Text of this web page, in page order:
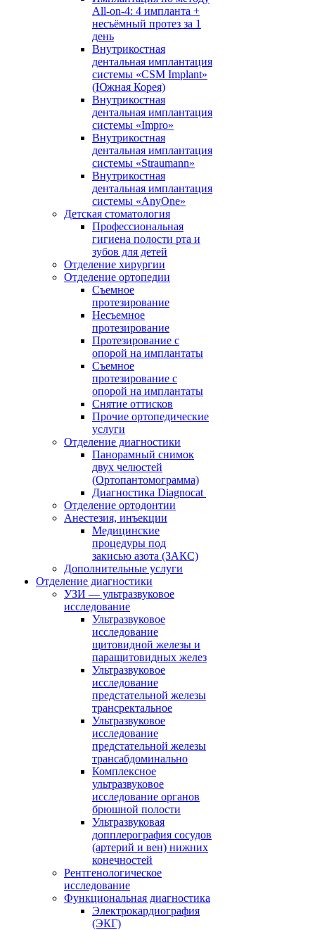
All-on-4: 4 импланта +
несъёмный протез за 1
день
Внутрикостная
дентальная имплантация
системы «CSM Implant»
(Южная Корея)
Внутрикостная
дентальная имплантация
системы «Impro»
Внутрикостная
дентальная имплантация
системы «Straumann»
Внутрикостная
дентальная имплантация
системы «AnyOne»
Детская стоматология
Профессиональная
гигиена полости рта и
зубов для детей
Отделение хирургии
Отделение ортопедии
Съемное
протезирование
Несъемное
протезирование
Протезирование с
опорой на имплантаты
Съемное
протезирование с
опорой на имплантаты
Снятие оттисков
Прочие ортопедические
услуги
Отделение диагностики
Панорамный снимок
двух челюстей
(Ортопантомограмма)
Диагностика Diagnocat
Отделение ортодонтии
Анестезия, инъекции
Медицинские
процедуры под
закисью азота (ЗАКС)
Дополнительные услуги
Отделение диагностики
УЗИ — ультразвуковое
исследование
Ультразвуковое
исследование
щитовидной железы и
паращитовидных желез
Ультразвуковое
исследование
предстательной железы
трансректальное
Ультразвуковое
исследование
предстательной железы
трансабдоминально
Комплексное
ультразвуковое
исследование органов
брюшной полости
Ультразвуковая
допплерография сосудов
(артерий и вен) нижних
конечностей
Рентгенологическое
исследование
Функциональная диагностика
Электрокардиография
(ЭКГ)